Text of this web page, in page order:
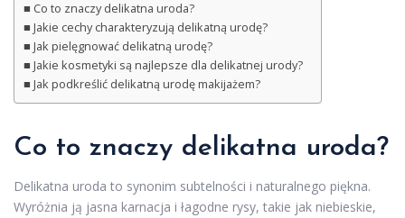
Co to znaczy delikatna uroda?
Jakie cechy charakteryzują delikatną urodę?
Jak pielęgnować delikatną urodę?
Jakie kosmetyki są najlepsze dla delikatnej urody?
Jak podkreślić delikatną urodę makijażem?
Co to znaczy delikatna uroda?
Delikatna uroda to synonim subtelności i naturalnego piękna.
Wyróżnia ją jasna karnacja i łagodne rysy, takie jak niebieskie,